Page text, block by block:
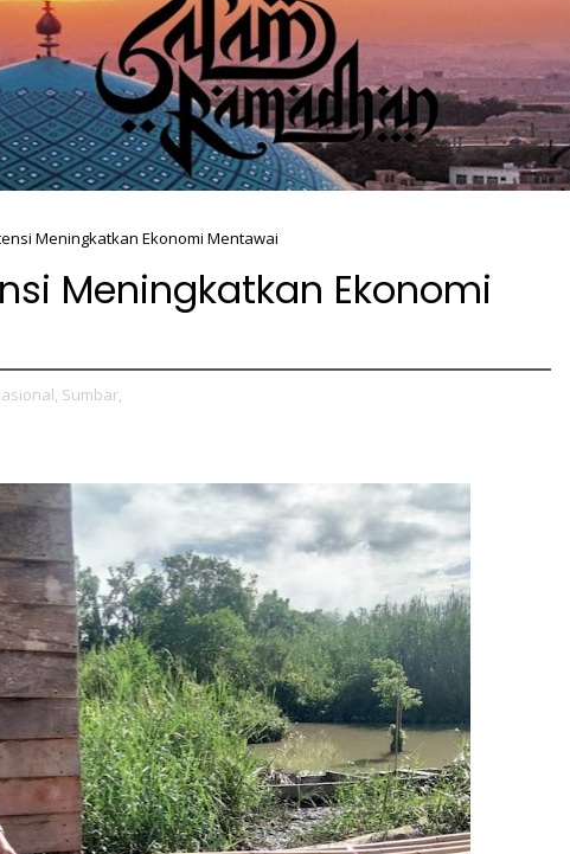
Meningkatkan Ekonomi Mentawai
Meningkatkan Ekonomi
Sumbar,